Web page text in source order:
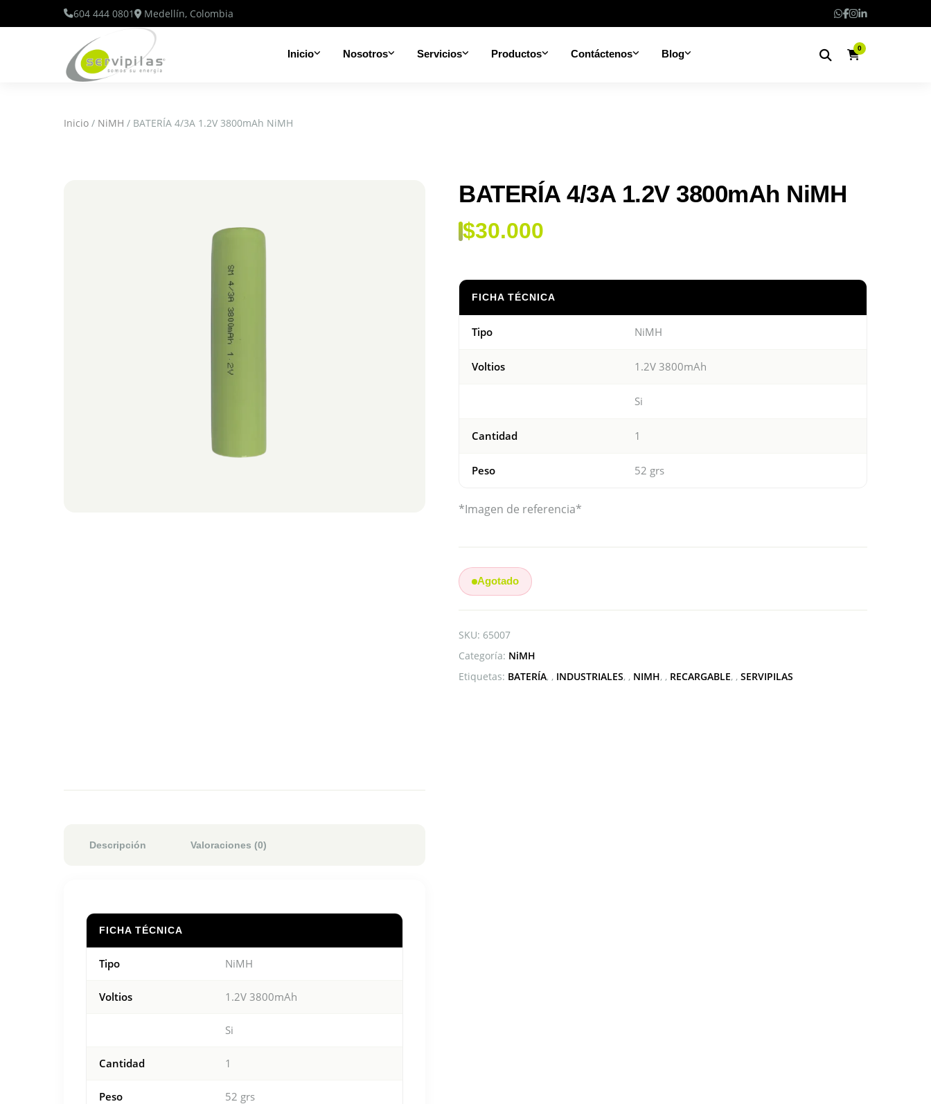
604 444 0801 Medellín, Colombia
Inicio Nosotros Servicios Productos Contáctenos Blog 0
Inicio / NiMH / BATERÍA 4/3A 1.2V 3800mAh NiMH
BATERÍA 4/3A 1.2V 3800mAh NiMH
$30.000
FICHA TÉCNICA
Tipo NiMH
Voltios 1.2V 3800mAh
Si
Cantidad 1
Peso 52 grs
*Imagen de referencia*
Agotado
SKU: 65007
Categoría: NiMH
Etiquetas: BATERÍA , INDUSTRIALES , NIMH , RECARGABLE , SERVIPILAS
Descripción Valoraciones (0)
FICHA TÉCNICA
Tipo NiMH
Voltios 1.2V 3800mAh
Si
Cantidad 1
Peso 52 grs